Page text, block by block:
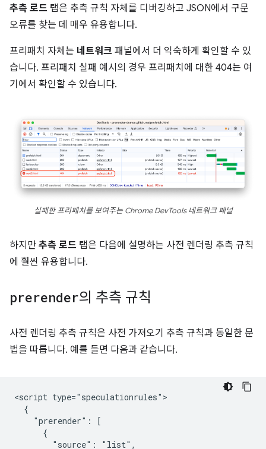
추측 로드 탭은 추측 규칙 자체를 디버깅하고 JSON에서 구문
오류를 찾는 데 매우 유용합니다.
프리패치 자체는 네트워크 패널에서 더 익숙하게 확인할 수 있
습니다. 프리패치 실패 예시의 경우 프리패치에 대한 404는 여
기에서 확인할 수 있습니다.
실패한 프리페치를 보여주는 Chrome DevTools 네트워크 패널
하지만 추측 로드 탭은 다음에 설명하는 사전 렌더링 추측 규칙
에 훨씬 유용합니다.
prerender의 추측 규칙
사전 렌더링 추측 규칙은 사전 가져오기 추측 규칙과 동일한 문
법을 따릅니다. 예를 들면 다음과 같습니다.
<script type="speculationrules">
  {
    "prerender": [
      {
        "source": "list",